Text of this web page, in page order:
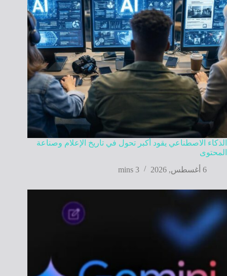
الذكاء الاصطناعي يقود أكبر تحول في تاريخ الإعلام وصناعة
المحتوى
6 أغسطس, 2026
3 mins